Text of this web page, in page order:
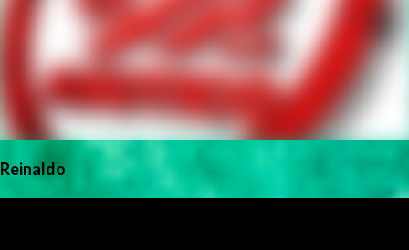
Reinaldo